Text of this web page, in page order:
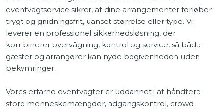
eventvagtservice sikrer, at dine arrangementer forløber
trygt og gnidningsfrit, uanset størrelse eller type. Vi
leverer en professionel sikkerhedsløsning, der
kombinerer overvågning, kontrol og service, så både
gæster og arrangører kan nyde begivenheden uden
bekymringer.
Vores erfarne eventvagter er uddannet i at håndtere
store menneskemængder, adgangskontrol, crowd